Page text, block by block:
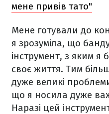
мене привів тато"
Мене готували до
я зрозуміла, що
інструмент, з яким я
своє життя. Тим
дуже великі
що я носила дуже
Наразі цей